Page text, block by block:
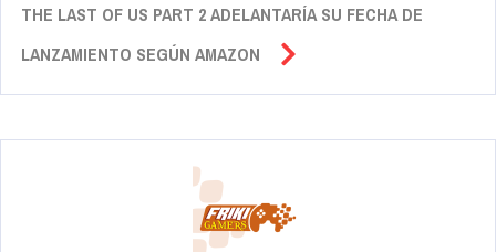
THE LAST OF US PART 2 ADELANTARÍA SU FECHA DE
LANZAMIENTO SEGÚN AMAZON